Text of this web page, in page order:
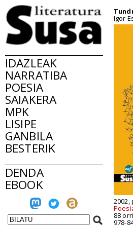
IDAZLEAK
NARRATIBA
POESIA
SAIAKERA
MPK
LISIPE
GANBILA
BESTERIK
DENDA
EBOOK
Igor
2002,
88
978-